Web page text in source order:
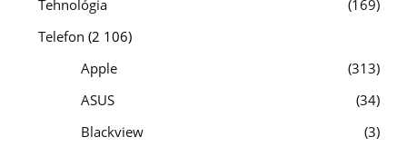
Tehnológia
169
Telefon (2 106)
Apple
313
ASUS
34
Blackview
3